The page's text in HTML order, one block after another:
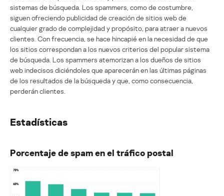
sistemas de búsqueda. Los spammers, como de costumbre,
siguen ofreciendo publicidad de creación de sitios web de
cualquier grado de complejidad y propósito, para atraer a nuevos
clientes. Con frecuencia, se hace hincapié en la necesidad de que
los sitios correspondan a los nuevos criterios del popular sistema
de búsqueda. Los spammers atemorizan a los dueños de sitios
web indecisos diciéndoles que aparecerán en las últimas páginas
de los resultados de la búsqueda y que, como consecuencia,
perderán clientes.
Estadísticas
Porcentaje de spam en el tráfico postal